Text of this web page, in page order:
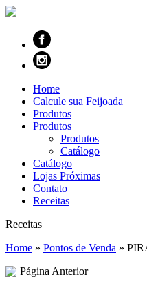
Home
Calcule sua Feijoada
Produtos
Produtos
Produtos
Catálogo
Catálogo
Lojas Próximas
Contato
Receitas
Receitas
Home » Pontos de Venda »
Página Anterior